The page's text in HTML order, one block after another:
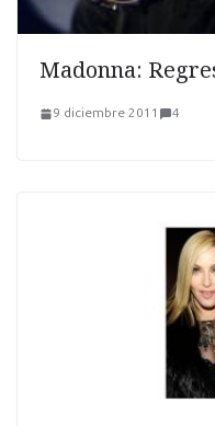
Madonna:
9 diciembre 2011 4